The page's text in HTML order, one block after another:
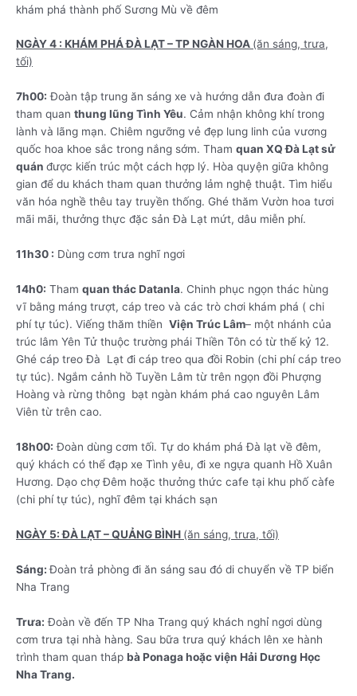
khám phá thành phố Sương Mù về đêm
NGÀY 4 : KHÁM PHÁ ĐÀ LẠT – TP NGÀN HOA (ăn sáng, trưa,
tối)
7h00: Đoàn tập trung ăn sáng xe và hướng dẫn đưa đoàn đi
tham quan thung lũng Tình Yêu. Cảm nhận không khí trong
lành và lãng mạn. Chiêm ngưỡng vẻ đẹp lung linh của vương
quốc hoa khoe sắc trong nắng sớm. Tham quan XQ Đà Lạt sử
quán được kiến trúc một cách hợp lý. Hòa quyện giữa không
gian để du khách tham quan thưởng lảm nghệ thuật. Tìm hiểu
văn hóa nghề thêu tay truyền thống. Ghé thăm Vườn hoa tươi
mãi mãi, thưởng thực đặc sản Đà Lạt mứt, dâu miễn phí.
11h30 : Dùng cơm trưa nghĩ ngơi
14h0: Tham quan thác Datanla. Chinh phục ngọn thác hùng
vĩ bằng máng trượt, cáp treo và các trò chơi khám phá ( chi
phí tự túc). Viếng thăm thiền Viện Trúc Lâm– một nhánh của
trúc lâm Yên Tử thuộc trường phái Thiền Tôn có từ thế kỷ 12.
Ghé cáp treo Đà Lạt đi cáp treo qua đồi Robin (chi phí cáp treo
tự túc). Ngắm cảnh hồ Tuyền Lâm từ trên ngọn đồi Phượng
Hoàng và rừng thông bạt ngàn khám phá cao nguyên Lâm
Viên từ trên cao.
18h00: Đoàn dùng cơm tối. Tự do khám phá Đà lạt về đêm,
quý khách có thể đạp xe Tình yêu, đi xe ngựa quanh Hồ Xuân
Hương. Dạo chợ Đêm hoặc thưởng thức cafe tại khu phố càfe
(chi phí tự túc), nghĩ đêm tại khách sạn
NGÀY 5: ĐÀ LẠT – QUẢNG BÌNH (ăn sáng, trưa, tối)
Sáng:Đoàn trả phòng đi ăn sáng sau đó di chuyển về TP biển
Nha Trang
Trưa: Đoàn về đến TP Nha Trang quý khách nghỉ ngơi dùng
cơm trưa tại nhà hàng. Sau bữa trưa quý khách lên xe hành
trình tham quan tháp bà Ponaga hoặc viện Hải Dương Học
Nha Trang.